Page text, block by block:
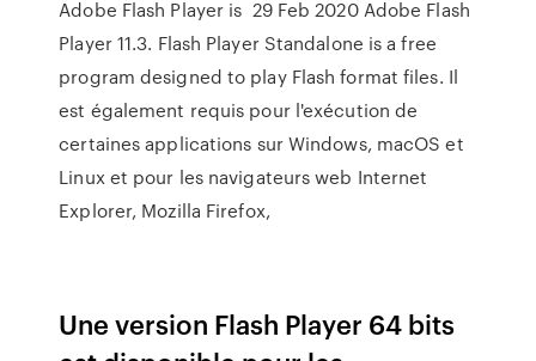
Adobe Flash Player is 29 Feb 2020 Adobe Flash
Player 11.3. Flash Player Standalone is a free
program designed to play Flash format files. Il
est également requis pour l'exécution de
certaines applications sur Windows, macOS et
Linux et pour les navigateurs web Internet
Explorer, Mozilla Firefox,
Une version Flash Player 64 bits